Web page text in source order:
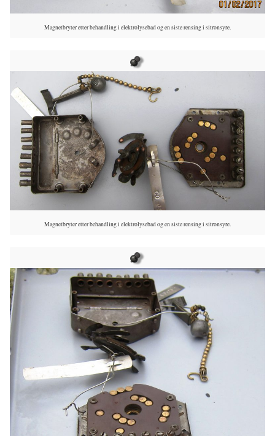
Magnetbryter etter behandling i elektrolysebad og en siste rensing i sitronsyre.
Magnetbryter etter behandling i elektrolysebad og en siste rensing i sitronsyre.